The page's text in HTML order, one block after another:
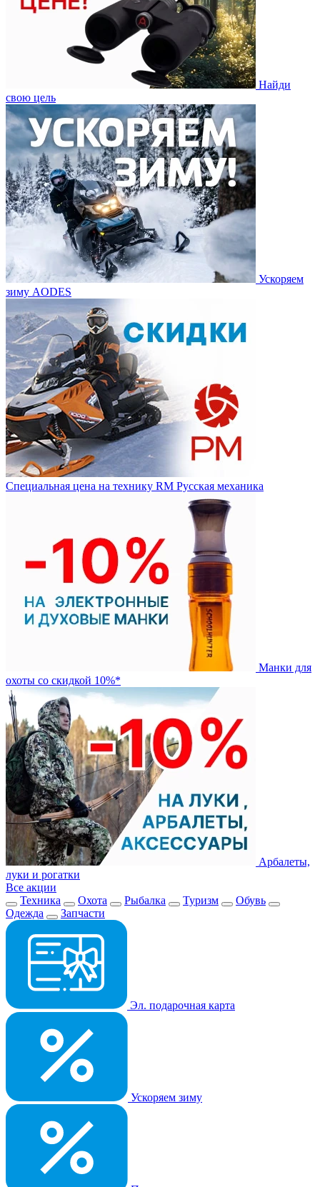
Найди
свою цель
Ускоряем
зиму AODES
Специальная цена на технику RM Русская механика
Манки для
охоты со скидкой 10%*
Арбалеты,
луки и рогатки
Все акции
Техника
Охота Рыбалка Туризм
Обувь
Одежда
Запчасти
Эл. подарочная карта
Ускоряем зиму